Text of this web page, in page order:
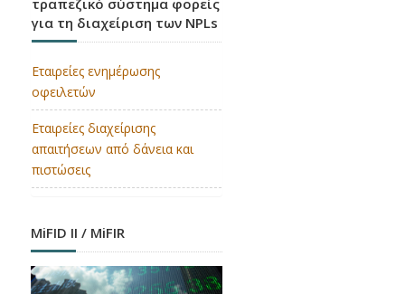
για τη διαχείριση των NPLs
Εταιρείες ενημέρωσης
οφειλετών
Εταιρείες διαχείρισης
απαιτήσεων από δάνεια και
πιστώσεις
MiFID II / MiFIR